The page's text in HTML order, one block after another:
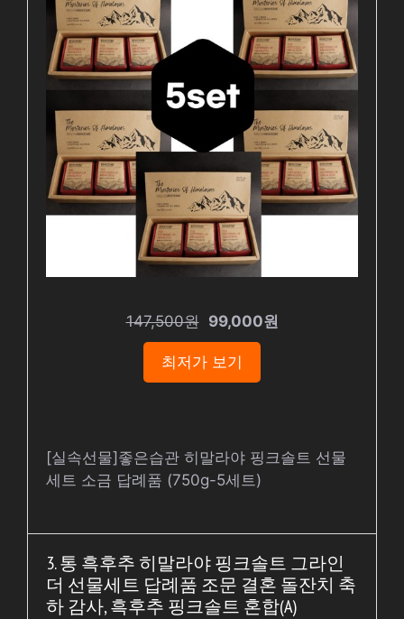
147,500원 99,000원
최저가 보기
[실속선물]좋은습관 히말라야 핑크솔트 선물
세트 소금 답례품 (750g-5세트)
3. 통 흑후추 히말라야 핑크솔트 그라인
더 선물세트 답례품 조문 결혼 돌잔치 축
하 감사, 흑후추 핑크솔트 혼합(A)